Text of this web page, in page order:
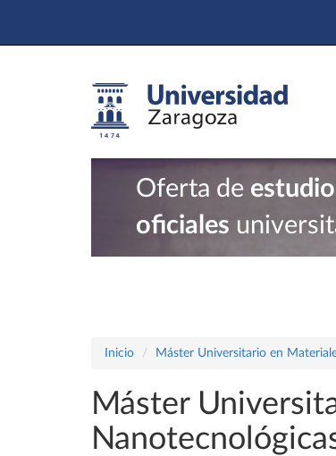
Oferta de
oficiales
Inicio Máster Universitario en
Máster